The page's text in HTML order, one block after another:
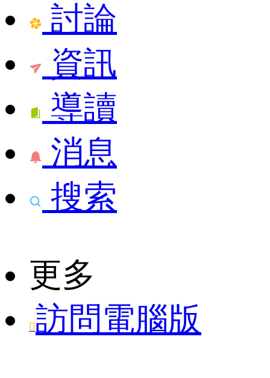
討論
資訊
導讀
消息
搜索
更多
訪問電腦版